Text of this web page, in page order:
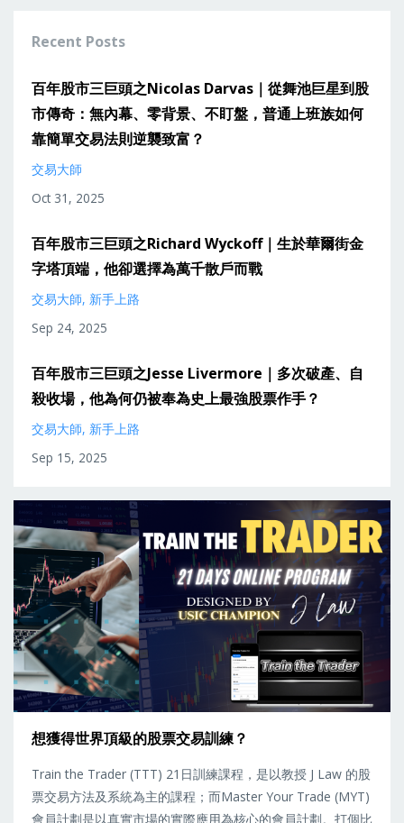
Recent Posts
百年股市三巨頭之Nicolas Darvas｜從舞池巨星到股
市傳奇：無內幕、零背景、不盯盤，普通上班族如何
靠簡單交易法則逆襲致富？
交易大師
Oct 31, 2025
百年股市三巨頭之Richard Wyckoff｜生於華爾街金
字塔頂端，他卻選擇為萬千散戶而戰
交易大師 新手上路
Sep 24, 2025
百年股市三巨頭之Jesse Livermore｜多次破產、自
殺收場，他為何仍被奉為史上最強股票作手？
交易大師 新手上路
Sep 15, 2025
想獲得世界頂級的股票交易訓練？
Train the Trader (TTT) 21日訓練課程，是以教授 J Law 的股
票交易方法及系統為主的課程；而Master Your Trade (MYT)
會員計劃是以真實市場的實際應用為核心的會員計劃。打個比